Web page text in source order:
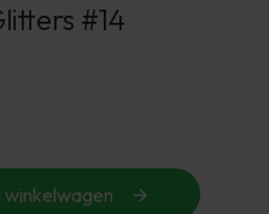
#14
winkelwagen